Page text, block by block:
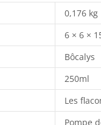
0,176 kg
6 × 6 ×
Bôcalys
250ml
Les
Pompe